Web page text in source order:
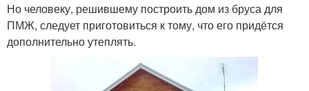
Но человеку, решившему построить дом из бруса для
ПМЖ, следует приготовиться к тому, что его придётся
дополнительно утеплять.